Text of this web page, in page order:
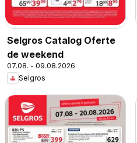
Selgros Catalog Oferte
de weekend
07.08. - 09.08.2026
Selgros